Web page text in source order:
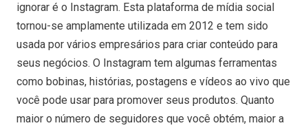
ignorar é o Instagram. Esta plataforma de mídia social
tornou-se amplamente utilizada em 2012 e tem sido
usada por vários empresários para criar conteúdo para
seus negócios. O Instagram tem algumas ferramentas
como bobinas, histórias, postagens e vídeos ao vivo que
você pode usar para promover seus produtos. Quanto
maior o número de seguidores que você obtém, maior a